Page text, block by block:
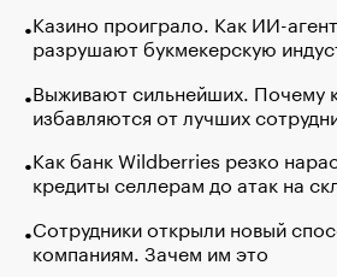
Казино проиграло. Как ИИ-
разрушают букмекерскую
Выживают сильнейших. Почему
избавляются от лучших
Как банк Wildberries резко
кредиты селлерам до атак на
Сотрудники открыли новый
компаниям. Зачем им это